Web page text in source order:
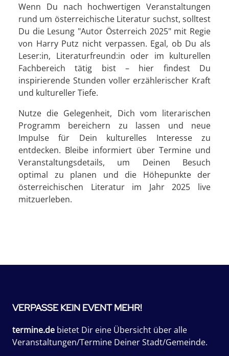
Wenn Du nach hochwertigen Veranstaltungen
rund um österreichische Literatur suchst, solltest
Du die Lesung "Autor Österreich 2025" mit Regie
von Harry Putz nicht verpassen. Egal, ob Du als
Leser:in, Literaturfreund:in oder im kulturellen
Fachbereich tätig bist – hier findest Du
inspirierende Stunden voller erzählerischer Kraft
und kultureller Tiefe.
Nutze die Gelegenheit, Dich vom literarischen
Programm bereichern zu lassen und neue
Impulse für Dein kulturelles Interesse zu
entdecken. Bleibe informiert über Termine und
Veranstaltungsdetails, um Deinen Besuch
optimal zu planen und die Höhepunkte der
österreichischen Literatur im Jahr 2025 live
mitzuerleben.
VERPASSE KEIN EVENT MEHR!
termine.de bietet Dir eine Übersicht über alle
Veranstaltungen/Termine Deiner Stadt/Gemeinde.